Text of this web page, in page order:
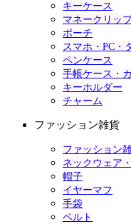
キーケース
マネークリッ
ポーチ
スマホ・PC・
ペンケース
手帳ケース・
キーホルダー
チャーム
ファッション雑貨
ファッション
ネックウェア
帽子
イヤーマフ
手袋
ベルト